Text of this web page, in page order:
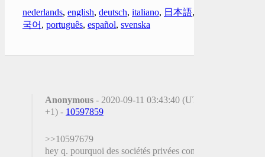
nederlands, english, deutsch, italiano, 日本語,
국어 , português, español, svenska
Anonymous - 2020-09-11 03:43:40 (UTC
+1) - 10597859
>>10597679
hey q. pourquoi des sociétés privées comme